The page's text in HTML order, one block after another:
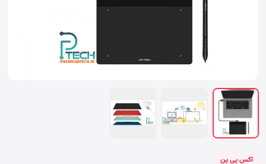
اکس پی پن